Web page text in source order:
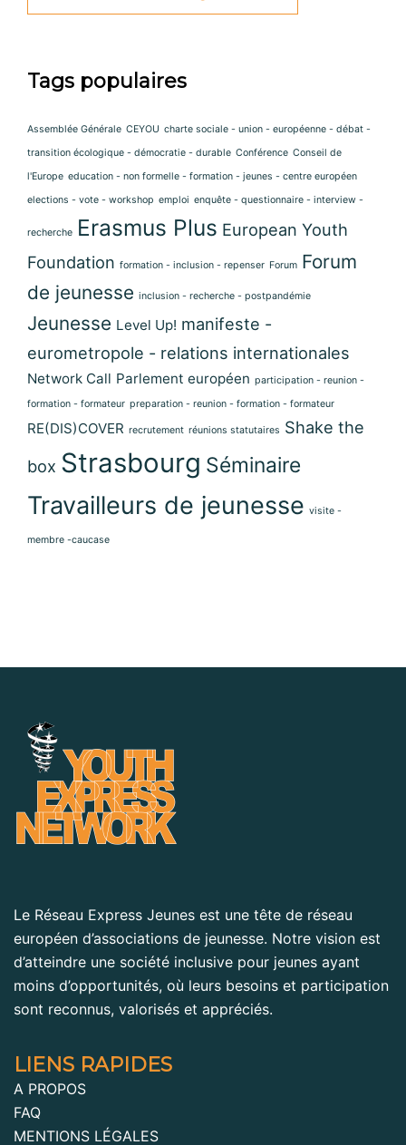
Tags populaires
Assemblée Générale CEYOU charte sociale - union - européenne - débat -
transition écologique - démocratie - durable Conférence Conseil de
l'Europe education - non formelle - formation - jeunes - centre européen
elections - vote - workshop emploi enquête - questionnaire - interview -
recherche Erasmus Plus European Youth
Foundation formation - inclusion - repenser Forum Forum
de jeunesse inclusion - recherche - postpandémie
Jeunesse Level Up! manifeste -
eurometropole - relations internationales
Network Call Parlement européen participation - reunion -
formation - formateur preparation - reunion - formation - formateur
RE(DIS)COVER recrutement réunions statutaires Shake the
box Strasbourg Séminaire
Travailleurs de jeunesse visite -
membre -caucase
Le Réseau Express Jeunes est une tête de réseau
européen d’associations de jeunesse. Notre vision est
d’atteindre une société inclusive pour jeunes ayant
moins d’opportunités, où leurs besoins et participation
sont reconnus, valorisés et appréciés.
LIENS RAPIDES
A PROPOS
FAQ
MENTIONS LÉGALES